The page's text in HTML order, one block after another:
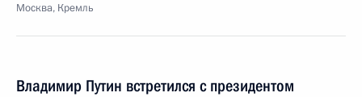
Москва, Кремль
Владимир Путин встретился с президентом